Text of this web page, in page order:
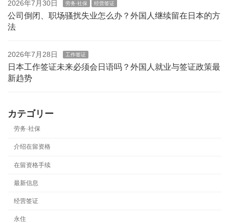
2026年7月30日 劳务·社保 经营签证
公司倒闭、职场骚扰失业怎么办？外国人继续留在日本的方
法
2026年7月28日 工作签证
日本工作签证未来必须会日语吗？外国人就业与签证政策最
新趋势
カテゴリー
劳务·社保
介绍在留资格
在留资格手续
最新信息
经营签证
永住